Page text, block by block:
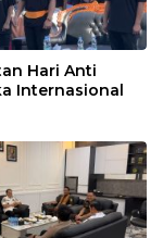
Hari Anti
Internasional